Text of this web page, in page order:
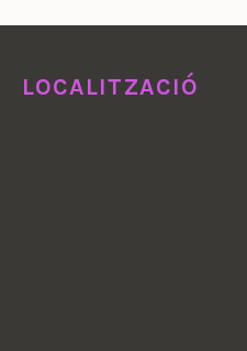
LOCALITZACIÓ